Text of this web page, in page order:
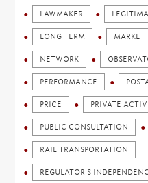
LAWMAKER
LONG TERM MARKET
NETWORK
PERFORMANCE
PRICE PRIVATE
PUBLIC CONSULTATION
RAIL TRANSPORTATION
REGULATOR'S